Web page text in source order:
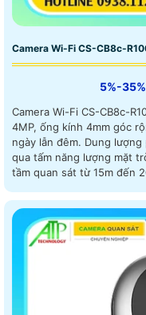
Camera Wi-Fi CS-CB8c-
5%-35%
Camera Wi-Fi CS-CB8c-
4MP, ống kính 4mm góc
ngày lẫn đêm. Dung lượng pin 5200mAh kết hợp khả năng sạc
qua tấm năng lượng mặt
tầm quan sát từ 15m đến